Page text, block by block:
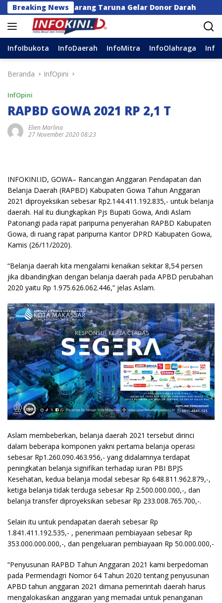
Langsung
ke
konten
Breaking News
Karang Taruna Gelar Donor Darah Anggota
InfoIbukota InfoDaerah InfoMitra InfoOlahraga
Beranda InfOpini
InfOpini
RAPBD GOWA 2021 RP 2,1 T
Elien Marlina
27 November 2020 08:23
INFOKINI.ID, GOWA– Rancangan Anggaran Pendapatan dan
Belanja Daerah (RAPBD) Kabupaten Gowa Tahun Anggaran
2021 diproyeksikan sebesar Rp2.144.411.192.835,- untuk belanja
daerah. Hal itu diungkapkan Pjs Bupati Gowa, Andi Aslam
Patonangi pada rapat paripurna penyerahan RAPBD Kabupaten
Gowa, di ruang rapat paripurna Kantor DPRD Kabupaten Gowa,
Kamis (26/11/2020).
“Belanja daerah kita mengalami kenaikan sekitar 8,54 persen
jika dibandingkan dengan belanja daerah pada APBD perubahan
2020 yaitu Rp 1.975.626.062.446,” jelas Aslam.
Aslam membeberkan, belanja daerah 2021 tersebut dirinci
dalam beberapa komponen yakni pertama belanja operasi
sebesar Rp1.260.090.463.956,- yang didalamnya terdapat
peningkatan belanja signifikan terhadap iuran PBI BPJS
Kesehatan, kedua belanja modal sebesar Rp 648.811.962.879,-,
ketiga belanja tidak terduga sebesar Rp 2.500.000.000,-, dan
belanja transfer diproyeksikan sebesar Rp 233.008.765.700,-.
Selain itu untuk pendapatan daerah sebesar Rp
1.841.411.192.535,- , penerimaan pembiayaan sebesar Rp
353.000.000.000,-, dan pengeluaran pembiayaan Rp 50.000.000,-
“Penyusunan RAPBD Tahun Anggaran 2021 kami berpedoman
pada Permendagri Nomor 64 Tahun 2020 tentang penyusunan
APBD tahun anggaran 2021 dimana pemerintah daerah harus
mengalokasikan anggaran yang memadai untuk penanganan